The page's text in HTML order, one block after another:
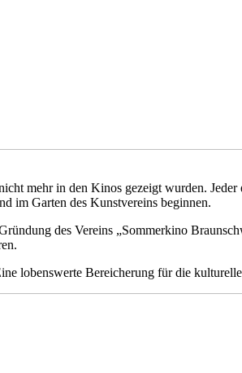
mehr in den Kinos gezeigt wurden.
im Garten des Kunstvereins beginnen.
des Vereins „Sommerkino
lobenswerte Bereicherung für die